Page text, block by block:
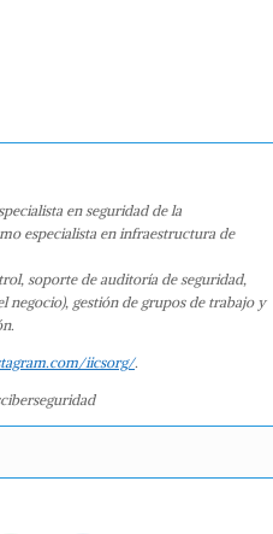
en seguridad de la
especialista en infraestructura de
soporte de auditoría de seguridad,
negocio), gestión de grupos de trabajo y
iicsorg/.